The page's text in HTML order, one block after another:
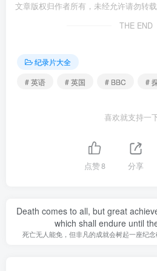
文章版权归作者所有，未经允许请勿转载
THE END
纪录片大全
# 英语
# 英国 # BBC #
喜欢就支持一
点赞8 分享
Death comes to all, but great
which shall endure until
死亡无人能免，但非凡的成就会树起一座纪